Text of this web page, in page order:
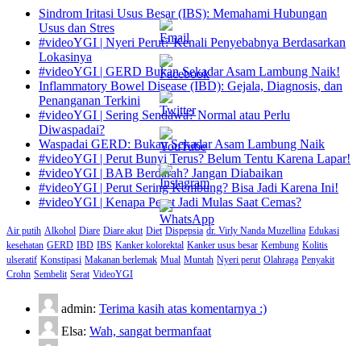
Sindrom Iritasi Usus Besar (IBS): Memahami Hubungan
Usus dan Stres
#videoYGI | Nyeri Perut? Kenali Penyebabnya Berdasarkan
Lokasinya
#videoYGI | GERD Bukan Sekadar Asam Lambung Naik!
Inflammatory Bowel Disease (IBD): Gejala, Diagnosis, dan
Penanganan Terkini
#videoYGI | Sering Sendawa? Normal atau Perlu
Diwaspadai?
Waspadai GERD: Bukan Sekadar Asam Lambung Naik
#videoYGI | Perut Bunyi Terus? Belum Tentu Karena Lapar!
#videoYGI | BAB Berdarah? Jangan Diabaikan
#videoYGI | Perut Sering Kembung? Bisa Jadi Karena Ini!
#videoYGI | Kenapa Perut Jadi Mulas Saat Cemas?
Air putih Alkohol Diare Diare akut Diet Dispepsia dr. Virly Nanda Muzellina Edukasi
kesehatan GERD IBD IBS Kanker kolorektal Kanker usus besar Kembung Kolitis
ulseratif Konstipasi Makanan berlemak Mual Muntah Nyeri perut Olahraga Penyakit
Crohn Sembelit Serat VideoYGI
admin: Terima kasih atas komentarnya :)
Elsa: Wah, sangat bermanfaat